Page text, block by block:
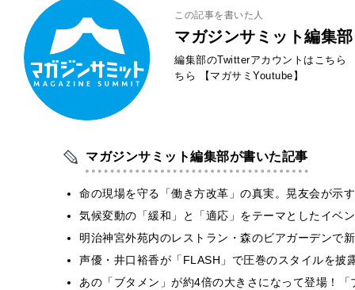
この記事を書いた人
マガジンサミット編集部
編集部のTwitterアカウントはこちら
ちら
【マガサミYoutube】
マガジンサミット編集部が書いた記事
命の現場を守る「働き方改革」の真実。晃友会が示
気候変動の「緩和」と「適応」をテーマとしたイベ
明治神宮外苑内のレストラン・森のビアガーデンで
声優・井口裕香が「FLASH」で圧巻のスタイルを
あの「ブタメン」が約4倍の大きさになって登場！